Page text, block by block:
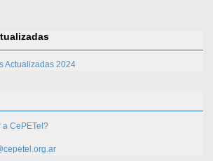
Actualizadas 2024
a CePETel?